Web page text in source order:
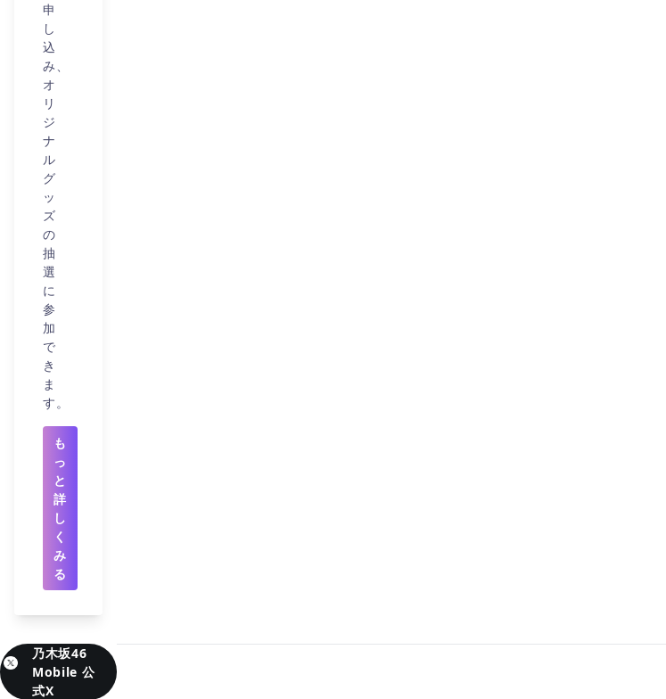
申
し
込
み、
オ
リ
ジ
ナ
ル
グ
ッ
ズ
の
抽
選
に
参
加
で
き
ま
す。
も
っ
と
詳
し
く
み
る
乃木坂46
Mobile 公
式X